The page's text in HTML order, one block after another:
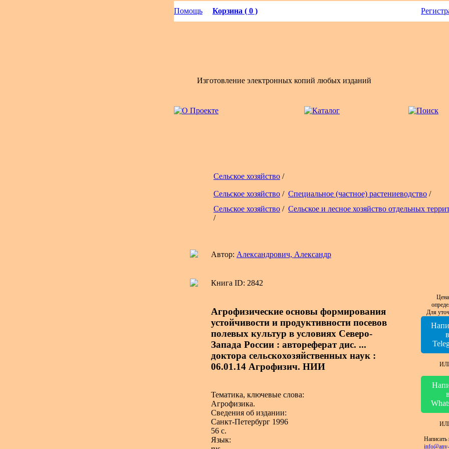
Помощь Корзина ( 0 )
Изготовление электронных копий любых изданий
Сельское хозяйство /
Сельское хозяйство / Специальное (частное) растениеводство /
Сельское хозяйство / Сельское и лесное хозяйство отдельных
/
Автор: Александрович, Александр
Книга ID: 2842
Агрофизические основы формирования
устойчивости и продуктивности посевов
полевых культур в условиях Северо-
Запада России : автореферат дис. ...
доктора сельскохозяйственных наук :
06.01.14 Агрофизич. НИИ
Тематика, ключевые слова:
Агрофизика.
Сведения об издании:
Санкт-Петербург 1996
56 с.
Язык:
Для
в
в
Написать